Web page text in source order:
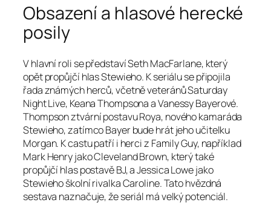
Obsazení a hlasové herecké
posily
V hlavní roli se představí Seth MacFarlane, který
opět propůjčí hlas Stewieho. K seriálu se připojila
řada známých herců, včetně veteránů Saturday
Night Live, Keana Thompsona a Vanessy Bayerové.
Thompson ztvární postavu Roya, nového kamaráda
Stewieho, zatímco Bayer bude hrát jeho učitelku
Morgan. K castu patří i herci z Family Guy, například
Mark Henry jako Cleveland Brown, který také
propůjčí hlas postavě BJ, a Jessica Lowe jako
Stewieho školní rivalka Caroline. Tato hvězdná
sestava naznačuje, že seriál má velký potenciál.